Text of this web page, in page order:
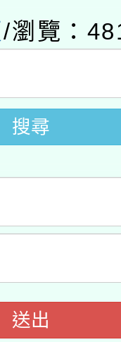
申請許可
利署委託
辦理「
及節水達
(星期六
福系列
景藝術
/瀏覽：
搜尋
送出